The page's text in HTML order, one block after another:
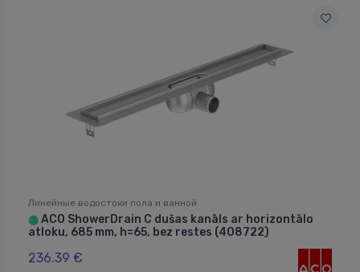
Линейные водостоки пола и ванной
⬤ ACO ShowerDrain C dušas kanāls ar horizontālo
atloku, 685 mm, h=65, bez restes (408722)
236.39 €